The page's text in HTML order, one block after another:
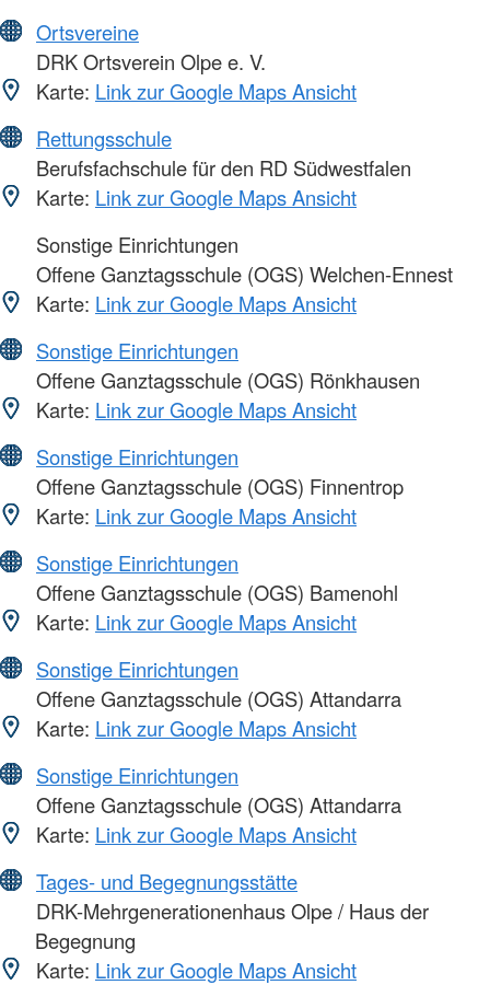
Ortsvereine
DRK Ortsverein Olpe e. V.
Karte: Link zur Google Maps Ansicht
Rettungsschule
Berufsfachschule für den RD Südwestfalen
Karte: Link zur Google Maps Ansicht
Sonstige Einrichtungen
Offene Ganztagsschule (OGS) Welchen-Ennest
Karte: Link zur Google Maps Ansicht
Sonstige Einrichtungen
Offene Ganztagsschule (OGS) Rönkhausen
Karte: Link zur Google Maps Ansicht
Sonstige Einrichtungen
Offene Ganztagsschule (OGS) Finnentrop
Karte: Link zur Google Maps Ansicht
Sonstige Einrichtungen
Offene Ganztagsschule (OGS) Bamenohl
Karte: Link zur Google Maps Ansicht
Sonstige Einrichtungen
Offene Ganztagsschule (OGS) Attandarra
Karte: Link zur Google Maps Ansicht
Sonstige Einrichtungen
Offene Ganztagsschule (OGS) Attandarra
Karte: Link zur Google Maps Ansicht
Tages- und Begegnungsstätte
DRK-Mehrgenerationenhaus Olpe / Haus der
Begegnung
Karte: Link zur Google Maps Ansicht